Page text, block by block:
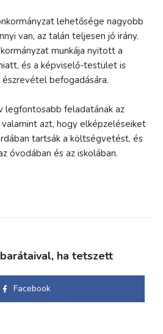
lehetősége nagyobb
van, az talán teljesen jó irány.
munkája nyitott a
és a képviselő-testület is
befogadására.
legfontosabb feladatának az
azt, hogy elképzeléseiket
tartsák a költségvetést, és
óvodában és az iskolában.
ha tetszett
Facebook